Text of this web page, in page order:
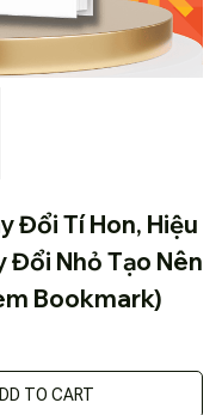
Đổi Tí Hon, Hiệu
Đổi Nhỏ Tạo Nên
Bookmark)
TO CART